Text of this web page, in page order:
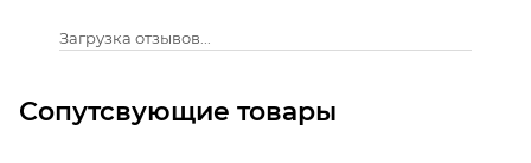
Загрузка отзывов...
Сопутсвующие товары